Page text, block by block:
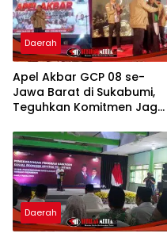
Daerah
Apel Akbar GCP 08 se-
Jawa Barat di Sukabumi,
Teguhkan Komitmen Jaga
Daerah